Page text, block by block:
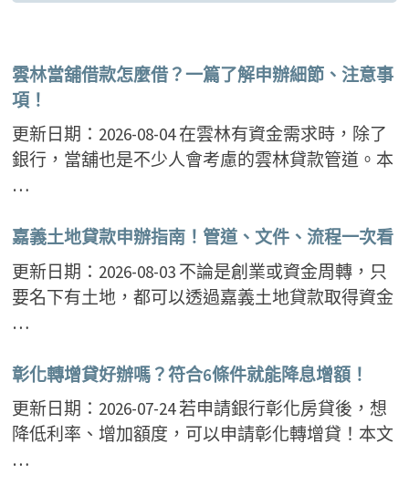
雲林當舖借款怎麼借？一篇了解申辦細節、注意事
項！
更新日期：2026-08-04 在雲林有資金需求時，除了
銀行，當舖也是不少人會考慮的雲林貸款管道。本
…
嘉義土地貸款申辦指南！管道、文件、流程一次看
更新日期：2026-08-03 不論是創業或資金周轉，只
要名下有土地，都可以透過嘉義土地貸款取得資金
…
彰化轉增貸好辦嗎？符合6條件就能降息增額！
更新日期：2026-07-24 若申請銀行彰化房貸後，想
降低利率、增加額度，可以申請彰化轉增貸！本文
…